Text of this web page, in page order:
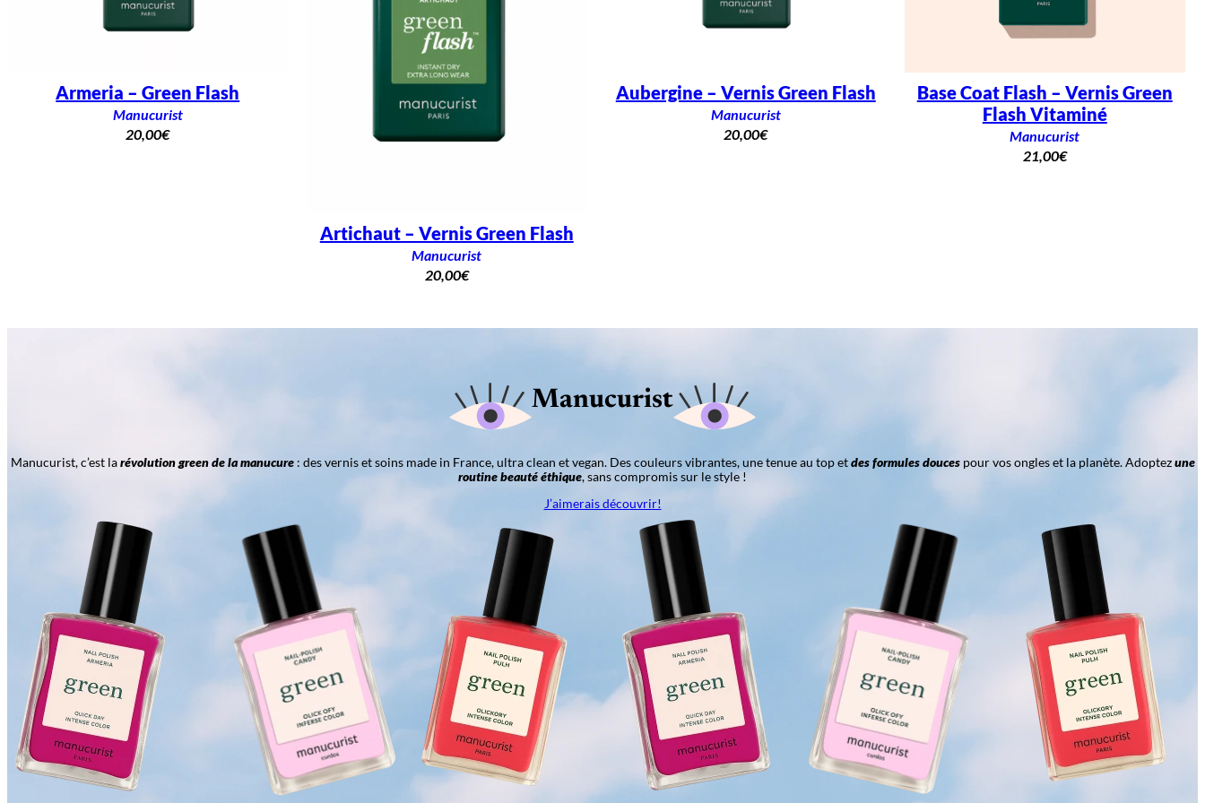
Armeria – Green Flash
Manucurist
20,00€
Artichaut – Vernis Green Flash
Manucurist
20,00€
Aubergine – Vernis Green Flash
Manucurist
20,00€
Base Coat Flash – Vernis Green
Flash Vitaminé
Manucurist
21,00€
Manucurist
Manucurist, c’est larévolution green de la manucure: des vernis et soins made in France, ultra clean et vegan. Des couleurs vibrantes, une tenue au top etdes formules doucespour vos ongles et la planète. Adoptezune
routine beauté éthique, sans compromis sur le style !
J’aimerais découvrir!